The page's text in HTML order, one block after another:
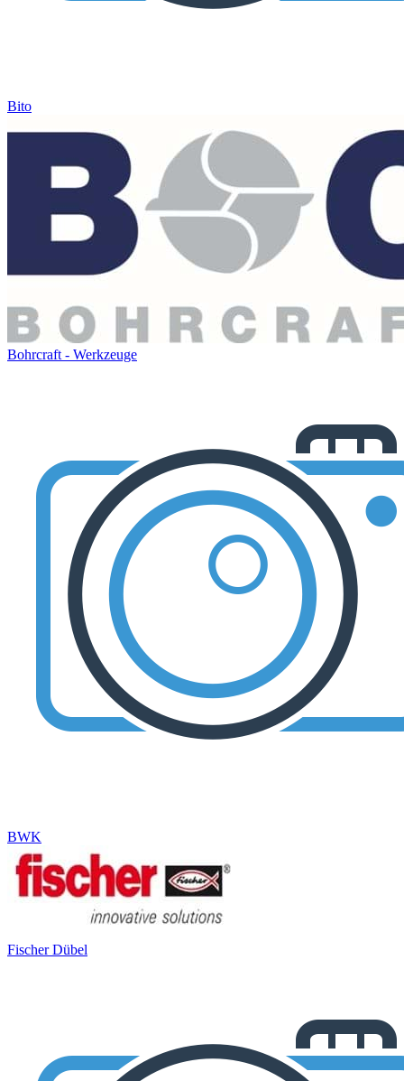
Bito
Bohrcraft - Werkzeuge
BWK
Fischer Dübel